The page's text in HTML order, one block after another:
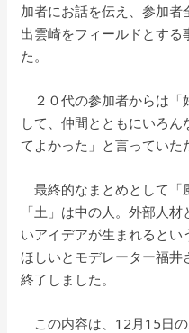
加者にお話を伝え、参加
出雲崎をフィールドとす
た。
２０代の参加者からは「
して、仲間とともにいろ
てよかった」と言っていた
最終的なまとめとして「
「土」は中の人。外部人
いアイデアが生まれると
ほしいとモデレーター福井
終了しました。
この内容は、12月15日